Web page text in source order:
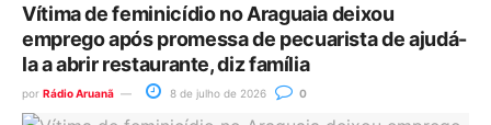
Vítima de feminicídio no Araguaia deixou
emprego após promessa de pecuarista de ajudá-
la a abrir restaurante, diz família
por Rádio Aruanã 8 de julho de 2026 0